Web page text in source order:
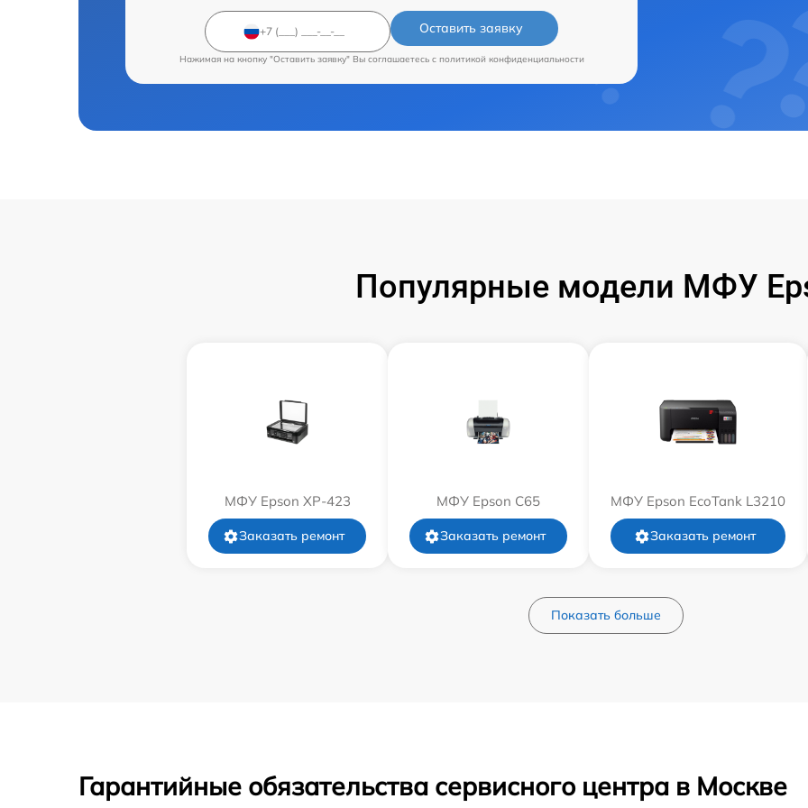
Оставить заявку
Нажимая на кнопку "Оставить заявку" Вы соглашаетесь c политикой конфиденциальности
Популярные модели МФУ
МФУ Epson XP-423
Заказать ремонт
МФУ Epson C65
Заказать ремонт
МФУ Epson EcoTank L3210
Заказать ремонт
Показать больше
Гарантийные обязательства сервисного центра в Москве